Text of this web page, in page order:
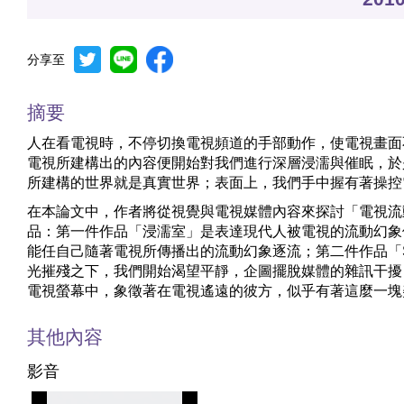
分享至
摘要
人在看電視時，不停切換電視頻道的手部動作，使電視畫
電視所建構出的內容便開始對我們進行深層浸濡與催眠，
所建構的世界就是真實世界；表面上，我們手中握有著操
在本論文中，作者將從視覺與電視媒體內容來探討「電視
品：第一件作品「浸濡室」是表達現代人被電視的流動幻
能任自己隨著電視所傳播出的流動幻象逐流；第二件作品
光摧殘之下，我們開始渴望平靜，企圖擺脫媒體的雜訊干
電視螢幕中，象徵著在電視遙遠的彼方，似乎有著這麼一
其他內容
影音